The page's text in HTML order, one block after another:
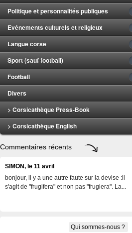
Politique et personnalités publiques
Evénements culturels et religieux
Langue corse
Sport (sauf football)
Football
Divers
> Corsicathèque Press-Book
> Corsicathèque English
Commentaires récents
SIMON, le 11 avril
bonjour, il y a une autre faute sur la devise :il
s'agit de "frugifera" et non pas "frugiera". La...
Qui sommes-nous ?